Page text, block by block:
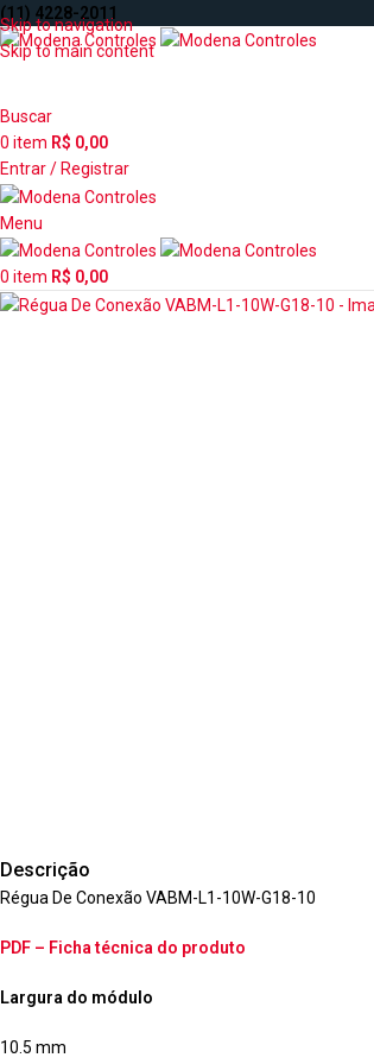
Skip to navigation
Skip to main content
(11) 4228-2011
Buscar
0 item R$ 0,00
Entrar / Registrar
Menu
0 item R$ 0,00
Descrição
Régua De Conexão VABM-L1-10W-G18-10
PDF – Ficha técnica do produto
Largura do módulo
10.5 mm